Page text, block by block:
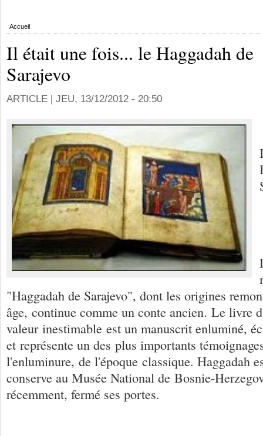
Accueil
Il était une fois... le Haggadah de
Sarajevo
ARTICLE | JEU, 13/12/2012 - 20:50
"Haggadah de Sarajevo", dont les origines
âge, continue comme un conte ancien. Le livre
valeur inestimable est un manuscrit enluminé,
et représente un des plus importants
l'enluminure, de l'époque classique. Haggadah
conserve au Musée National de Bosnie-
récemment, fermé ses portes.